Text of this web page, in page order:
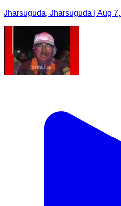
Jharsuguda, Jharsuguda | Aug